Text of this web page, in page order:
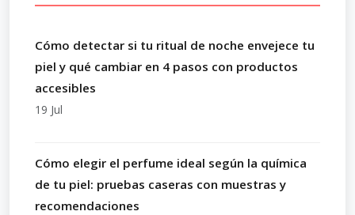
Cómo detectar si tu ritual de noche envejece tu
piel y qué cambiar en 4 pasos con productos
accesibles
19 Jul
Cómo elegir el perfume ideal según la química
de tu piel: pruebas caseras con muestras y
recomendaciones